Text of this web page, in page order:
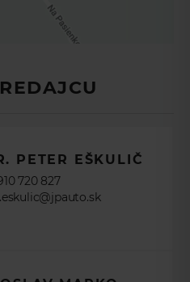
PETER EŠKULIČ
720 827